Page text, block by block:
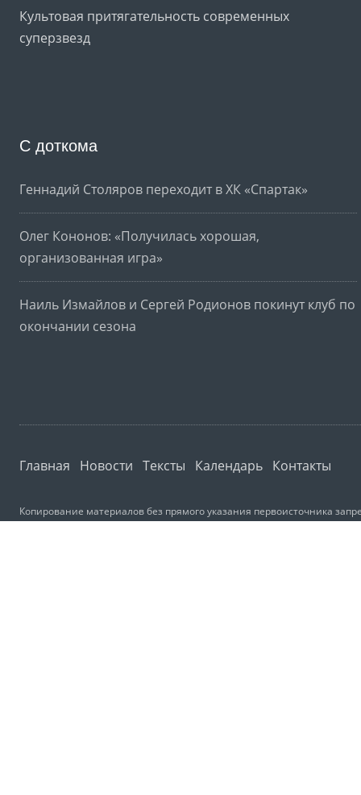
Культовая притягательность современных
суперзвезд
С доткома
Геннадий Столяров переходит в ХК «Спартак»
Олег Кононов: «Получилась хорошая,
организованная игра»
Наиль Измайлов и Сергей Родионов покинут клуб по
окончании сезона
Главная Новости Тексты Календарь Контакты
Копирование материалов без прямого указания первоисточника